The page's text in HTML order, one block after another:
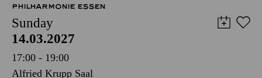
PHILHARMONIE ESSEN
Sunday
14.03.2027
17:00 - 19:00
Alfried Krupp Saal